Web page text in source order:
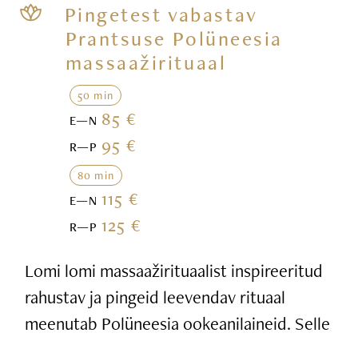
Pingetest vabastav
Prantsuse Polüneesia
massaažirituaal
50 min
E—N 85 €
R—P 95 €
80 min
E—N115 €
R—P125 €
Lomi lomi massaažirituaalist inspireeritud
rahustav ja pingeid leevendav rituaal
meenutab Polüneesia ookeanilaineid. Selle